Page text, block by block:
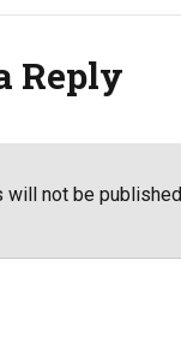
Reply
will not be